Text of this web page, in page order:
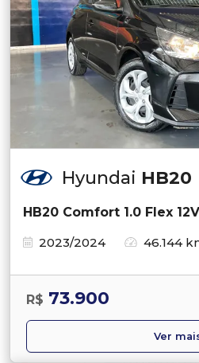
Hyundai HB20
HB20 Comfort 1.0 Flex
2023/2024
46.144
R$ 73.900
Ver